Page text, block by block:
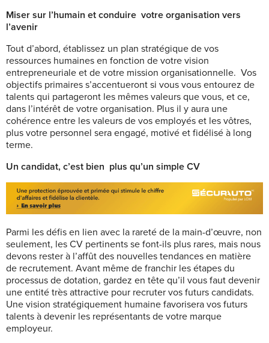
Miser sur l’humain et conduire votre organisation vers
l’avenir
Tout d’abord, établissez un plan stratégique de vos
ressources humaines en fonction de votre vision
entrepreneuriale et de votre mission organisationnelle. Vos
objectifs primaires s’accentueront si vous vous entourez de
talents qui partageront les mêmes valeurs que vous, et ce,
dans l’intérêt de votre organisation. Plus il y aura une
cohérence entre les valeurs de vos employés et les vôtres,
plus votre personnel sera engagé, motivé et fidélisé à long
terme.
Un candidat, c’est bien plus qu’un simple CV
Parmi les défis en lien avec la rareté de la main-d’œuvre, non
seulement, les CV pertinents se font-ils plus rares, mais nous
devons rester à l’affût des nouvelles tendances en matière
de recrutement. Avant même de franchir les étapes du
processus de dotation, gardez en tête qu’il vous faut devenir
une entité très attractive pour recruter vos futurs candidats.
Une vision stratégiquement humaine favorisera vos futurs
talents à devenir les représentants de votre marque
employeur.